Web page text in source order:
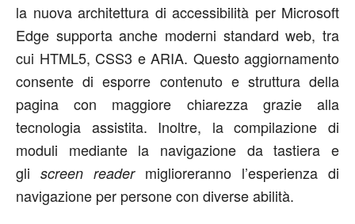
la nuova architettura di accessibilità per Microsoft
Edge supporta anche moderni standard web, tra
cui HTML5, CSS3 e ARIA. Questo aggiornamento
consente di esporre contenuto e struttura della
pagina con maggiore chiarezza grazie alla
tecnologia assistita. Inoltre, la compilazione di
moduli mediante la navigazione da tastiera e
gli screen readermiglioreranno l’esperienza di
navigazione per persone con diverse abilità.